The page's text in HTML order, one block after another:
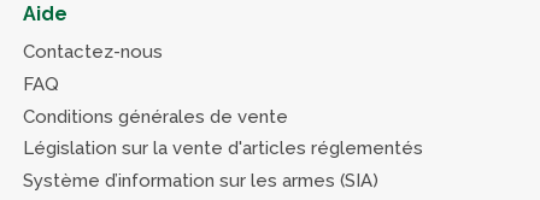
Aide
Contactez-nous
FAQ
Conditions générales de vente
Législation sur la vente d'articles réglementés
Système d’information sur les armes (SIA)